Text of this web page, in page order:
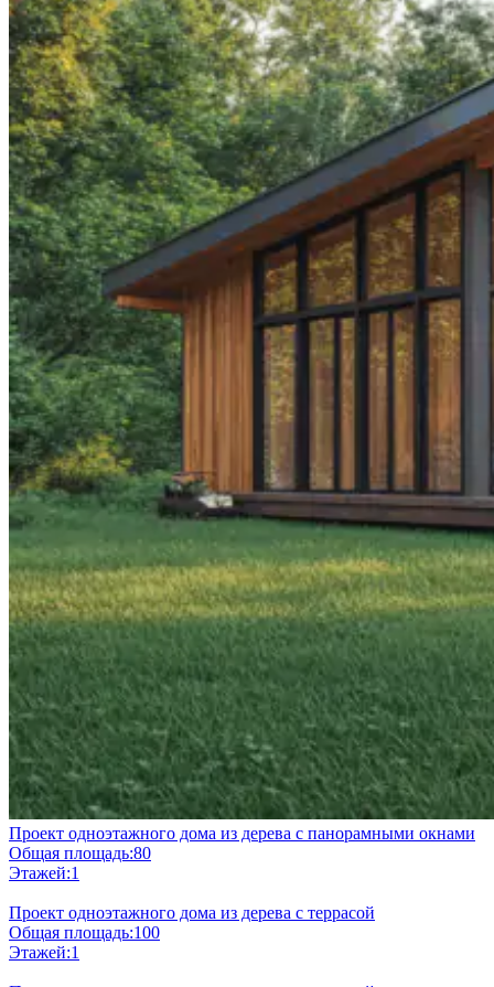
Проект одноэтажного дома из дерева с панорамными окнами
Общая площадь:80
Этажей:1
Проект одноэтажного дома из дерева с террасой
Общая площадь:100
Этажей:1